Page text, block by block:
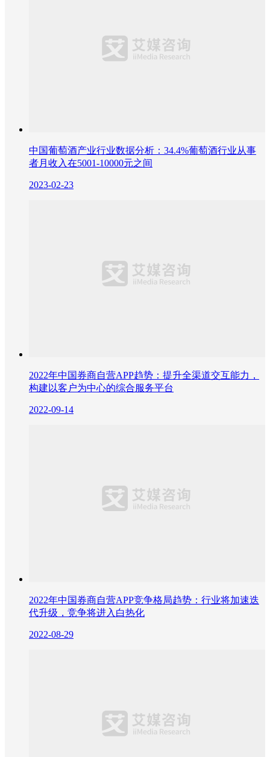
中国葡萄酒产业行业数据分析：34.4%葡萄酒行业从事
者月收入在5001-10000元之间
2023-02-23
2022年中国券商自营APP趋势：提升全渠道交互能力，
构建以客户为中心的综合服务平台
2022-09-14
2022年中国券商自营APP竞争格局趋势：行业将加速迭
代升级，竞争将进入白热化
2022-08-29